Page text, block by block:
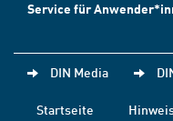
Service für
DIN Media
Startseite